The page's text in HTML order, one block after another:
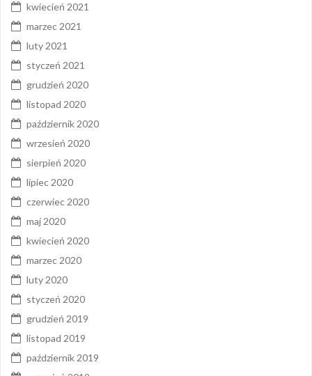
kwiecień 2021
marzec 2021
luty 2021
styczeń 2021
grudzień 2020
listopad 2020
październik 2020
wrzesień 2020
sierpień 2020
lipiec 2020
czerwiec 2020
maj 2020
kwiecień 2020
marzec 2020
luty 2020
styczeń 2020
grudzień 2019
listopad 2019
październik 2019